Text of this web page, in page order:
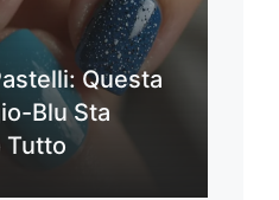
Questa
Blu Sta
Tutto